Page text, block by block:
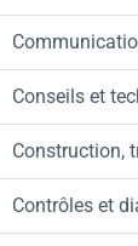
Conseils et
Construction,
Contrôles et